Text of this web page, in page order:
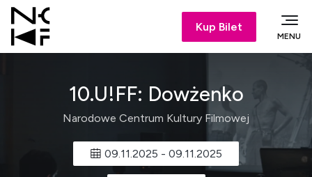
Kup Bilet
MENU
10.U!FF: Dowżenko
Narodowe Centrum Kultury Filmowej
09.11.2025 - 09.11.2025